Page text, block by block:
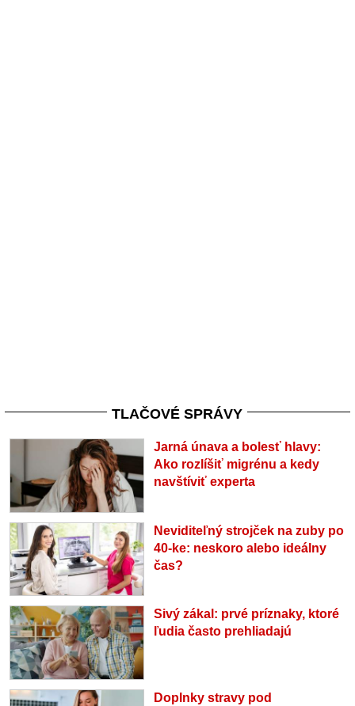
TLAČOVÉ SPRÁVY
Jarná únava a bolesť hlavy:
Ako rozlíšiť migrénu a kedy
navštíviť experta
Neviditeľný strojček na zuby po
40-ke: neskoro alebo ideálny
čas?
Sivý zákal: prvé príznaky, ktoré
ľudia často prehliadajú
Doplnky stravy pod